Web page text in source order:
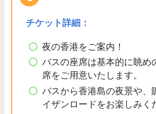
チケット詳細：
夜の香港をご案内！
バスの座席は基本的に眺め
席をご用意いたします。
バスから香港島の夜景や、
イザンロードをお楽しみく